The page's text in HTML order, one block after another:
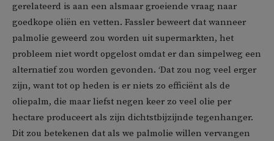
gerelateerd is aan een alsmaar groeiende vraag naar
goedkope oliën en vetten. Fassler beweert dat wanneer
palmolie geweerd zou worden uit supermarkten, het
probleem niet wordt opgelost omdat er dan simpelweg een
alternatief zou worden gevonden. ‘Dat zou nog veel erger
zijn, want tot op heden is er niets zo efficiënt als de
oliepalm, die maar liefst negen keer zo veel olie per
hectare produceert als zijn dichtstbijzijnde tegenhanger.
Dit zou betekenen dat als we palmolie willen vervangen